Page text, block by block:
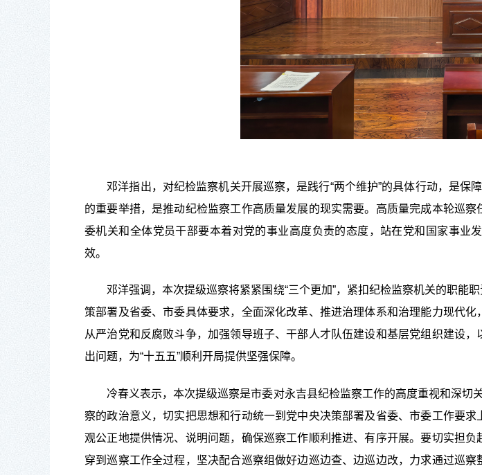
邓洋指出，对纪检监察机关开展巡察，是践行“两个维护”的具体行动，是保
的重要举措，是推动纪检监察工作高质量发展的现实需要。高质量完成本轮巡
委机关和全体党员干部要本着对党的事业高度负责的态度，站在党和国家事业
效。
邓洋强调，本次提级巡察将紧紧围绕“三个更加”，紧扣纪检监察机关的职能
策部署及省委、市委具体要求，全面深化改革、推进治理体系和治理能力现代化
从严治党和反腐败斗争，加强领导班子、干部人才队伍建设和基层党组织建设，
出问题，为“十五五”顺利开局提供坚强保障。
冷春义表示，本次提级巡察是市委对永吉县纪检监察工作的高度重视和深切
察的政治意义，切实把思想和行动统一到党中央决策部署及省委、市委工作要求
观公正地提供情况、说明问题， 确保巡察工作顺利推进、有序开展。要切实担
穿到巡察工作全过程，坚决配合巡察组做好边巡边查、边巡边改，力求通过巡